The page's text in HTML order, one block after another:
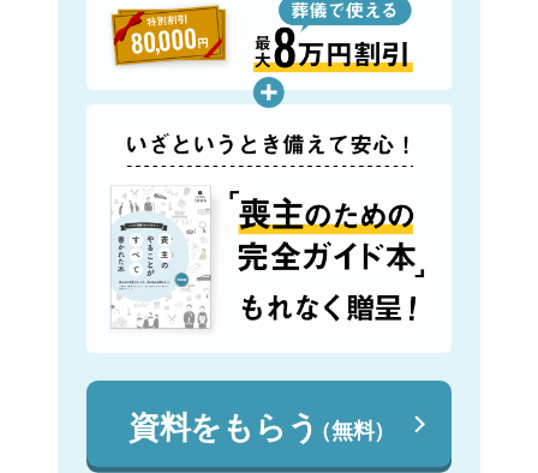
資料をもらう（無料）